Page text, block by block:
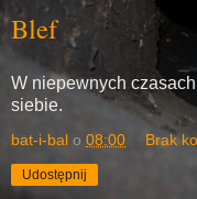
Blef
W niepewnych
siebie.
bat-i-bal o 08:00 Brak
Udostępnij